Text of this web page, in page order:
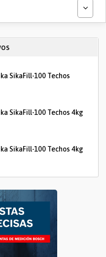
SikaFill-100 Techos
SikaFill-100 Techos 4kg
SikaFill-100 Techos 4kg